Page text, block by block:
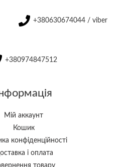
+380630674044 / viber
+380974847512
Мій аккаунт
Кошик
конфіденційності
і оплата
товару